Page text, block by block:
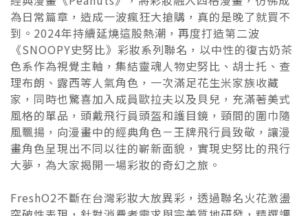
為日常篇章，造成一波瘋狂大搶購，真的是晚了就買不
到。 2024年持續延燒這股熱潮，再度打造第二波
《SNOOPY史努比》彩妝系列聯名，以中性的復古奶茶
色系作為視覺主軸，集結靈魂人物史努比、胡士托、查
理布朗、露西等人氣角色，一次滿足花生米家族收藏
家，同時也驚喜加入成員歐拉夫以及貝兒，充滿著美式
風格的單品，頭戴飛行員頭盔和護目鏡，頸間的圍巾隨
風飄揚，向漫畫中的經典角色－王牌飛行員致敬，讓漫
畫角色呈現出不同以往的嶄新面貌，實現史努比的飛行
大夢，為大家揭開一場彩妝的奇幻之旅。
FreshO2不斷在台灣彩妝大放異彩，透過聯名火花激盪